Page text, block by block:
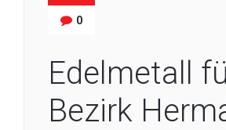
0
Edelmetall
Bezirk